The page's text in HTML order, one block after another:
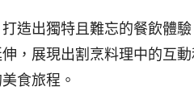
造出獨特且難忘的餐飲體
，展現出割烹料理中的互
食旅程。